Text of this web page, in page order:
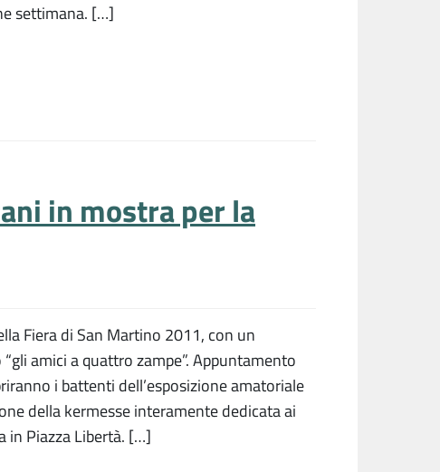
settimana. […]
in mostra per la
Fiera di San Martino 2011, con un
amici a quattro zampe”. Appuntamento
i battenti dell’esposizione amatoriale
della kermesse interamente dedicata ai
in Piazza Libertà. […]